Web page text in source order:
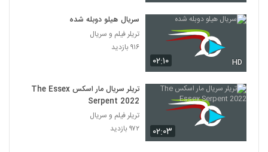
۰۲:۱۰ HD
سریال هیلو دوبله شده
تریلر فیلم و سریال
۹۱۶ بازدید
۰۲:۰۳
تریلر سریال مار اسکس The Essex
Serpent 2022
تریلر فیلم و سریال
۹۷۲ بازدید